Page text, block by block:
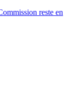
reste en